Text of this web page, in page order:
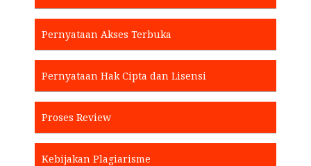
Pernyataan Akses Terbuka
Pernyataan Hak Cipta dan Lisensi
Proses Review
Kebijakan Plagiarisme